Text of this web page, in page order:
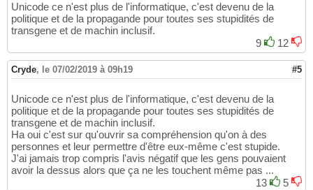
Unicode ce n'est plus de l'informatique, c'est devenu de la
politique et de la propagande pour toutes ses stupidités de
transgene et de machin inclusif.
9
12
Cryde, le 07/02/2019 à 09h19 #5
Unicode ce n'est plus de l'informatique, c'est devenu de la
politique et de la propagande pour toutes ses stupidités de
transgene et de machin inclusif.
Ha oui c'est sur qu'ouvrir sa compréhension qu'on à des
personnes et leur permettre d'être eux-même c'est stupide.
J'ai jamais trop compris l'avis négatif que les gens pouvaient
avoir la dessus alors que ça ne les touchent même pas ...
13
5